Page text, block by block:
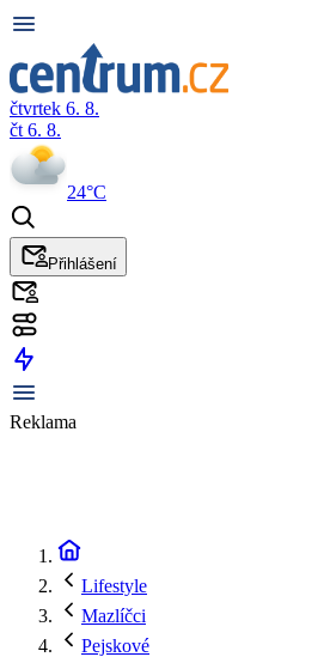
čtvrtek 6. 8.
čt 6. 8.
24°C
Přihlášení
Reklama
Lifestyle
Mazlíčci
Pejskové